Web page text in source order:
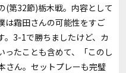
(第32節)栃木戦。内容として
は霜田さんの可能性をすご
。3-1で勝ちましたけど、カ
ったことも含めて、「このし
さん。セットプレーも完璧